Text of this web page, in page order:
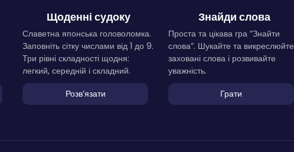
Щоденні судоку
Славетна японська головоломка.
Заповніть сітку числами від 1 до 9.
Три рівні складності щодня:
легкий, середній і складний.
Розвʼязати
Знайди слова
Проста та цікава гра “Знайти
слова”. Шукайте та викреслюйте
заховані слова і розвивайте
уважність.
Грати